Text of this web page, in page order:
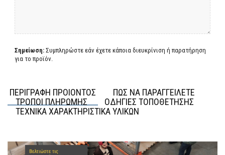
Σημείωση: Συμπληρώστε εάν έχετε κάποια διευκρίνιση ή παρατήρηση
για το προϊόν.
ΠΕΡΙΓΡΑΦΗ ΠΡΟΙΟΝΤΟΣ
ΠΩΣ ΝΑ ΠΑΡΑΓΓΕΙΛΕΤΕ
ΤΡΟΠΟΙ ΠΛΗΡΩΜΗΣ
ΟΔΗΓΙΕΣ ΤΟΠΟΘΕΤΗΣΗΣ
ΤΕΧΝΙΚΑ ΧΑΡΑΚΤΗΡΙΣΤΙΚΑ ΥΛΙΚΩΝ